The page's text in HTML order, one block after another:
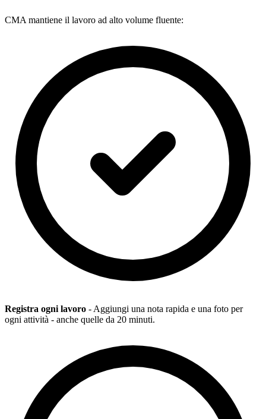
CMA mantiene il lavoro ad alto volume fluente:
Registra ogni lavoro - Aggiungi una nota rapida e una foto per
ogni attività - anche quelle da 20 minuti.